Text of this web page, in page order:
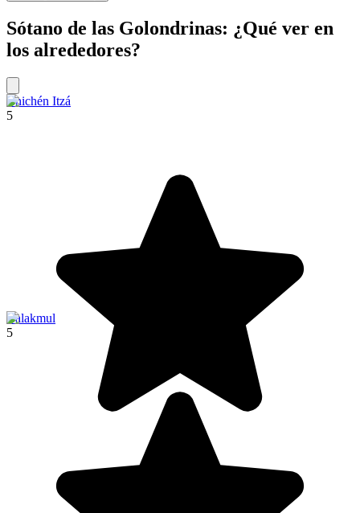
Sótano de las Golondrinas: ¿Qué ver en
los alrededores?
Chichén Itzá
5
Calakmul
5